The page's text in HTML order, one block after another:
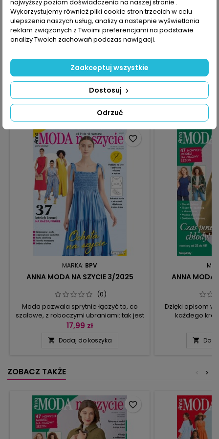
pomysłowością wykończenia nogawek. Na wierzch
proponujemy płaszcze bez zapięcia albo z wiązaniem w talii
(łącznie 7 modeli), pelerynę (4 wersje), poncho (3 propozycje)
oraz kurtkę w stylu militarnym (4 sposoby wykończenia). Na
zakończenie mamy dopasowaną sukienkę w rozmiarze XXL.
KOMENTARZE (0) Oceń
Na razie nie dodano żadnej recenzji.
16 INNYCH PRODUKTÓW W TEJ SAMEJ KATEGORII: >
<
MARKA: BPV
ANNA MODA NA SZYCIE 3/2025
(0)
Moda pozwala sprytnie łączyć to, co
szałowe, z roboczymi ubraniami: tak jest
w przypadku kombinezonów i szortów
dużymi kieszeniami, zawiązywaną w talii
polecamy kombinezon z górą w stylu
amerykańskim (odkryte ramiona i pasek
17,99 zł
 Dodaj do koszyka
favorite_border
ANNA MODA
Dzięki opisom
każdego
nie – a

ZOBACZ TAKŻE >
<
favorite_border
najwyższy poziom doświadczenia na naszej stronie .
Wykorzystujemy również pliki cookie stron trzecich w celu
ulepszenia naszych usług, analizy a nastepnie wyświetlania
reklam związanych z Twoimi preferencjami na podstawie
analizy Twoich zachowań podczas nawigacji.
Odrzuć
Dostosuj
Zaakceptuj wszystkie